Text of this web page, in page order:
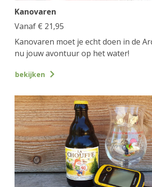
Kanovaren
Vanaf € 21,95
Kanovaren moet je echt doen in de
nu jouw avontuur op het water!
bekijken